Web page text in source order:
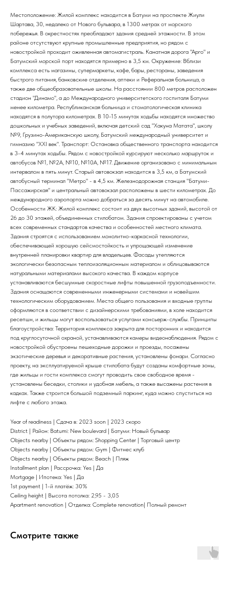
Местоположение: Жилой комплекс находится в Батуми на проспекте Жиули
Шартава, 30, недалеко от Нового бульвара, в 1300 метрах от морского
побережья. В окрестностях преобладают здания средней этажности. В этом
районе отсутствуют крупные промышленные предприятия, но рядом с
новостройкой проходит оживленная автомагистраль. Канатная дорога "Арго" и
Батумский морской порт находятся примерно в 3,5 км. Окружение: Вблизи
комплекса есть магазины, супермаркеты, кафе, бары, рестораны, заведения
быстрого питания, банковские отделения, аптеки и Реферальная больница, а
также две общеобразовательные школы. На расстоянии 800 метров расположен
стадион "Динамо", а до Международного университетского госпиталя Батуми
менее километра. Республиканская больница и стоматологическая клиника
находятся в полутора километрах. В 10-15 минутах ходьбы находятся множество
дошкольных и учебных заведений, включая детский сад "Хакуна Матата", школу
№9, Грузино-Американскую школу, Батумский международный университет и
гимназию "XXI век". Транспорт: Остановка общественного транспорта находится
в 3-4 минутах ходьбы. Рядом с новостройкой курсируют несколько маршруток и
автобусов №1, №2А, №10, №10А, №17. Движение организовано с минимальным
интервалом в пять минут. Старый автовокзал находится в 3,5 км, а Батумский
автобусный терминал "Метро" - в 4,5 км. Железнодорожная станция "Батуми-
Пассажирская" и центральный автовокзал расположены в шести километрах. До
международного аэропорта можно добраться за десять минут на автомобиле.
Особенности ЖК: Жилой комплекс состоит из двух высотных зданий, высотой от
26 до 30 этажей, объединенных стилобатом. Здания спроектированы с учетом
всех современных стандартов качества и особенностей местного климата.
Здания строятся с использованием монолитно-каркасной технологии,
обеспечивающей хорошую сейсмостойкость и упрощающей изменение
внутренней планировки квартир для владельцев. Фасады утепляются
экологически безопасным теплоизоляционным материалом и облицовываются
натуральными материалами высокого качества. В каждом корпусе
устанавливаются бесшумные скоростные лифты повышенной грузоподъемности.
Здания оснащаются современными инженерными системами и новейшим
технологическим оборудованием. Места общего пользования и входные группы
оформляются в соответствии с дизайнерскими требованиями, в холе находится
ресепшн, и жильцы могут воспользоваться услугами консьерж-службы. Принципы
благоустройства: Территория комплекса закрыта для посторонних и находится
под круглосуточной охраной, устанавливаются камеры видеонаблюдения. Рядом с
новостройкой обустроены пешеходные дорожки и проезды, посажены
экзотические деревья и декоративные растения, установлены фонари. Согласно
проекту, на эксплуатируемой крыше стилобата будут созданы комфортные зоны,
где жильцы и гости комплекса смогут проводить свое свободное время -
установлены беседки, столики и удобная мебель, а также высажены растения в
кадках. Также строится большой подземный паркинг, куда можно спуститься на
лифте с любого этажа.
Year of readiness | Сдача в: 2023 soon | 2023 скоро
District | Район: Batumi: New boulevard | Батуми: Новый бульвар
Objects nearby | Объекты рядом: Shopping Center | Торговый центр
Objects nearby | Объекты рядом: Gym | Фитнес клуб
Objects nearby | Объекты рядом: Beach | Пляж
Installment plan | Рассрочка: Yes | Да
Mortgage | Ипотека: Yes | Да
1st payment | 1-й платёж: 30%
Ceiling height | Высота потолка: 2,95 - 3,05
Apartment renovation | Отделка: Complete renovation| Полный ремонт
Смотрите также